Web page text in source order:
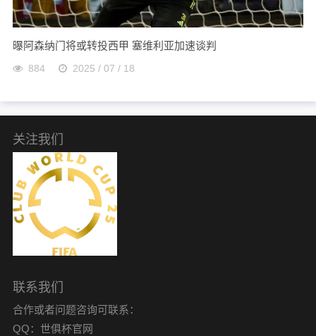
曝阿森纳门将或转投西甲 塞维利亚加速谈判
884 2025 / 07 / 18
关注我们
联系我们
合作或者问题咨询可联系：
QQ：世俱杯官网